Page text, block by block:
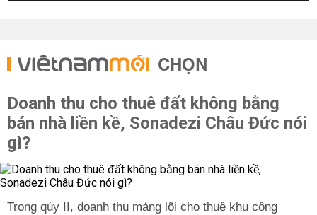
CHỌN
Doanh thu cho thuê đất không bằng
bán nhà liền kề, Sonadezi Châu Đức nói
gì?
Trong qúy II, doanh thu mảng lõi cho thuê khu công